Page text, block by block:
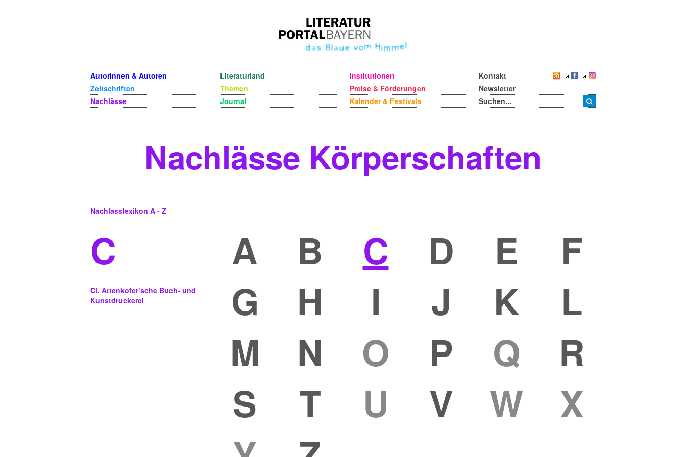
Autorinnen & Autoren
Zeitschriften
Nachlässe
Literaturland
Themen
Journal
Institutionen
Preise & Förderungen
Kalender & Festivals
Kontakt
Newsletter
Nachlässe Körperschaften
Nachlasslexikon A - Z
A B C D E
F
G
H I J K
L
M
N O P Q
R
S
T U V W
X
C
Cl. Attenkofer’sche Buch- und
Kunstdruckerei